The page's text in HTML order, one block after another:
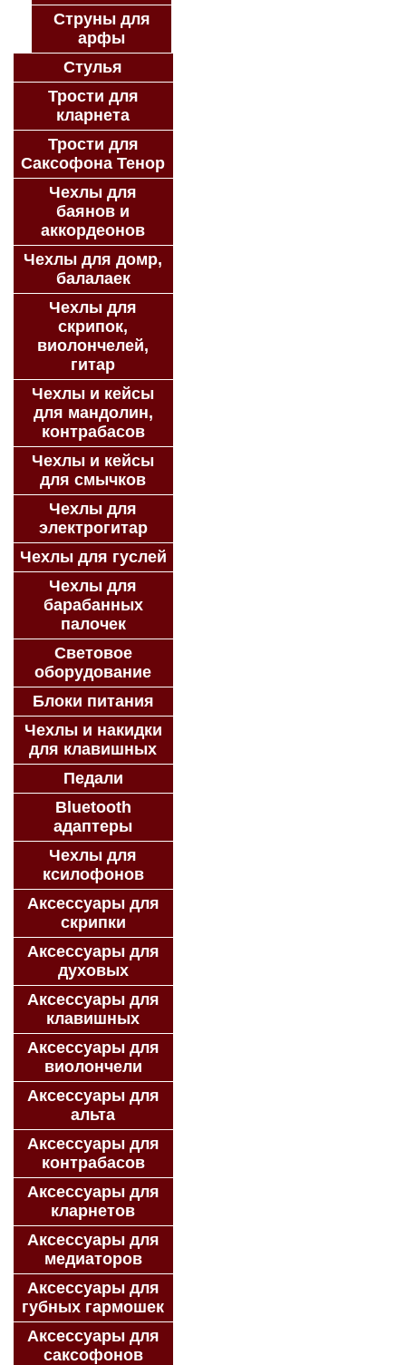
Струны для
арфы
Стулья
Трости для
кларнета
Трости для
Саксофона Тенор
Чехлы для
баянов и
аккордеонов
Чехлы для домр,
балалаек
Чехлы для
скрипок,
виолончелей,
гитар
Чехлы и кейсы
для мандолин,
контрабасов
Чехлы и кейсы
для смычков
Чехлы для
электрогитар
Чехлы для гуслей
Чехлы для
барабанных
палочек
Световое
оборудование
Блоки питания
Чехлы и накидки
для клавишных
Педали
Bluetooth
адаптеры
Чехлы для
ксилофонов
Аксессуары для
скрипки
Аксессуары для
духовых
Аксессуары для
клавишных
Аксессуары для
виолончели
Аксессуары для
альта
Аксессуары для
контрабасов
Аксессуары для
кларнетов
Аксессуары для
медиаторов
Аксессуары для
губных гармошек
Аксессуары для
саксофонов